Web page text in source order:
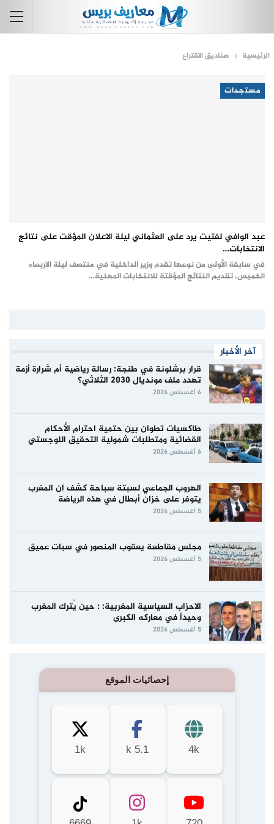
الرئيسية صناديق الاقتراع
مستجدات
عبد الوافي لفتيت يرد على العثماني ليلة الاعلان المؤقت على نتائج
الانتخابات…
في سابقة الأولى من نوعها تقدم وزير الداخلية في منتصف ليلة الاربعاء
الخميس، تقديم النتائج المؤقتة للانتخابات المهنية…
آخر الأخبار
قرار برشلونة في طنجة: رسالة رياضية أم شرارة أزمة
تهدد ملف مونديال 2030 الثلاثي؟
6 أغسطس 2026
طاكسيات تطوان بين حتمية احترام الأحكام
القضائية ومتطلبات شمولية التحقيق اللوجستي
6 أغسطس 2026
الهروب الجماعي لسبتة سباحة كشف ان المغرب
يتوفر على خزان أبطال في هذه الرياضة
5 أغسطس 2026
مجلس مقاطعة يعقوب المنصور في سبات عميق
5 أغسطس 2026
الاحزاب السياسية المغربية: : حين يُترك المغرب
وحيداً في معاركه الكبرى
5 أغسطس 2026
إحصائيات الموقع
4k
5.1 k
1k